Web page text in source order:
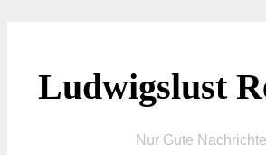
Ludwigslust
Nur Gute